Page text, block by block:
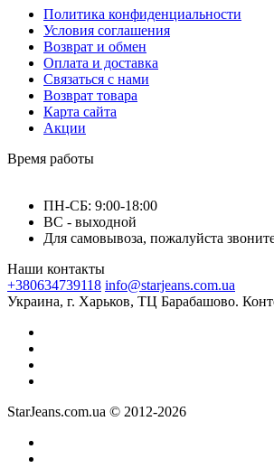
Политика конфиденциальности
Условия соглашения
Возврат и обмен
Оплата и доставка
Связаться с нами
Возврат товара
Карта сайта
Акции
Время работы
ПН-СБ: 9:00-18:00
ВС - выходной
Для самовывоза, пожалуйста
Наши контакты
+380634739118 info@starjeans.com.ua
Украина, г. Харьков, ТЦ Барабашово.
StarJeans.com.ua © 2012-2026